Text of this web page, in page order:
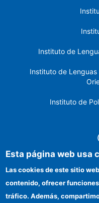
Instituto de
Instituto de
Instituto de
Esta página web usa
Las cookies de este sitio
contenido, ofrecer
tráfico. Además,